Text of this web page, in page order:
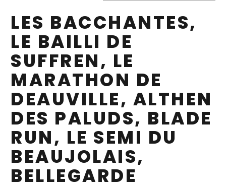
LES BACCHANTES,
LE BAILLI DE
SUFFREN, LE
MARATHON DE
DEAUVILLE, ALTHEN
DES PALUDS, BLADE
RUN, LE SEMI DU
BEAUJOLAIS,
BELLEGARDE